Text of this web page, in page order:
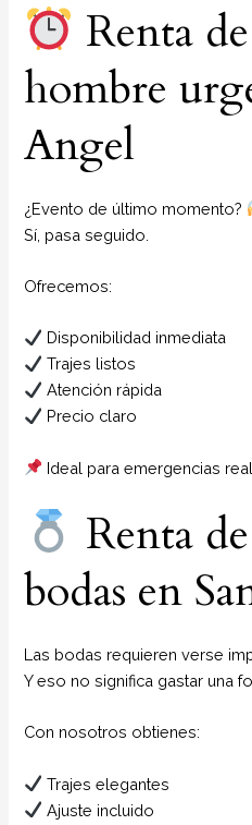
Renta
hombre
Angel
¿Evento de último momento?
Sí, pasa seguido.
Ofrecemos:
Disponibilidad inmediata
Trajes listos
Atención rápida
Precio claro
Ideal para emergencias
Renta
bodas en
Las bodas requieren verse
Y eso no significa gastar una
Con nosotros obtienes:
Trajes elegantes
Ajuste incluido